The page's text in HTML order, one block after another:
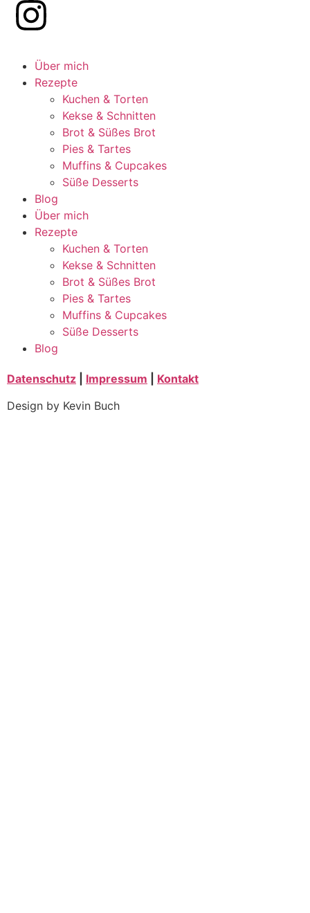
Über mich
Rezepte
Kuchen & Torten
Kekse & Schnitten
Brot & Süßes Brot
Pies & Tartes
Muffins & Cupcakes
Süße Desserts
Blog
Über mich
Rezepte
Kuchen & Torten
Kekse & Schnitten
Brot & Süßes Brot
Pies & Tartes
Muffins & Cupcakes
Süße Desserts
Blog
Datenschutz Impressum
Kontakt
Design by Kevin Buch